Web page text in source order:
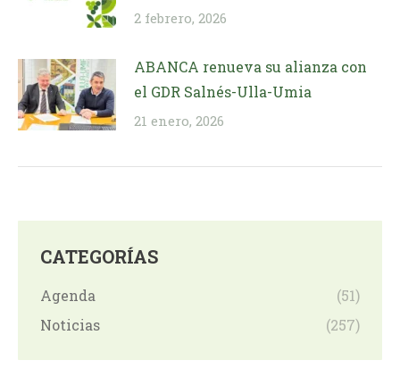
2 febrero, 2026
ABANCA renueva su alianza con
el GDR Salnés-Ulla-Umia
21 enero, 2026
CATEGORÍAS
Agenda
(51)
Noticias
(257)